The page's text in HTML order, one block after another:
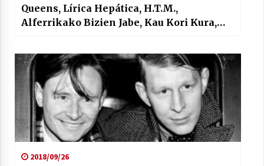
Queens, Lírica Hepática, H.T.M.,
Alferrikako Bizien Jabe, Kau Kori Kura,
2018/09/26